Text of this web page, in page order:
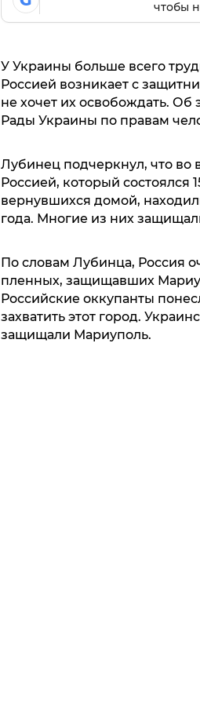
чтобы
У Украины больше всего
Россией возникает с
не хочет их освобождать.
Рады Украины по правам
Лубинец подчеркнул, что
Россией, который состоялся
вернувшихся домой,
года. Многие из них
По словам Лубинца, Россия
пленных, защищавших
Российские оккупанты
захватить этот город.
защищали Мариуполь.